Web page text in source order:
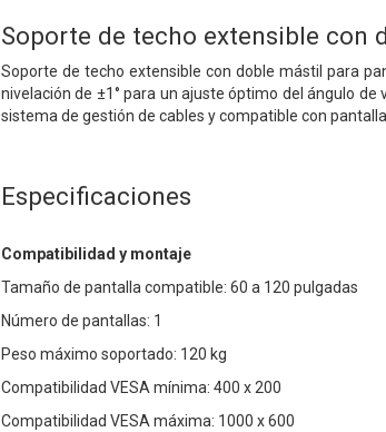
Soporte de techo extensible con
Soporte de techo extensible con doble mástil para
nivelación de ±1° para un ajuste óptimo del ángulo
sistema de gestión de cables y compatible con
Especificaciones
Compatibilidad y montaje
Tamaño de pantalla compatible: 60 a 120 pulgadas
Número de pantallas: 1
Peso máximo soportado: 120 kg
Compatibilidad VESA mínima: 400 x 200
Compatibilidad VESA máxima: 1000 x 600